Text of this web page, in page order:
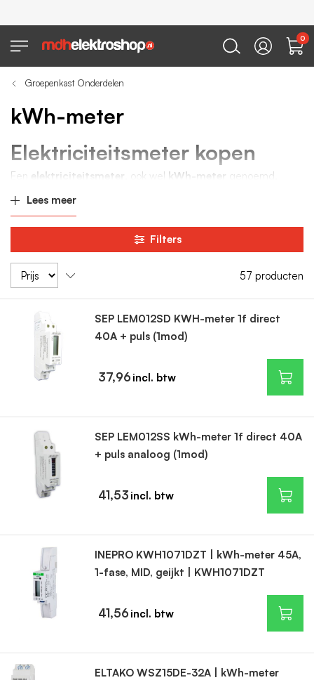
0
Groepenkast Onderdelen
kWh-meter
Elektriciteitsmeter kopen
Een elektriciteitsmeter , ook wel kWh-meter genoemd,
meet het elektriciteitsverbruik binnen een elektrische
bedrijfspanden en technische installaties om het verbruik
nauwkeurig inzichtelijk te maken.
Bij MDH Elektroshop vind je betrouwbare elektriciteitsmeters
die geschikt zijn voor uiteenlopende toepassingen, zoals
stroomverbruik. Al onze meters voldoen aan de geldende
normen en zijn geschikt voor langdurig en veilig gebruik.
Lees meer
Filters
57 producten
SEP LEM012SD KWH-meter 1f direct
40A + puls (1mod)
37,96
SEP LEM012SS kWh-meter 1f direct 40A
+ puls analoog (1mod)
41,53
INEPRO KWH1071DZT | kWh-meter 45A,
1-fase, MID, geijkt | KWH1071DZT
41,56
ELTAKO WSZ15DE-32A | kWh-meter